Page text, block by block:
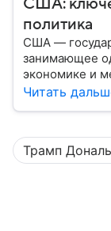
США:
политика
США —
занимающее
экономике и
материале —
Читать
Трамп